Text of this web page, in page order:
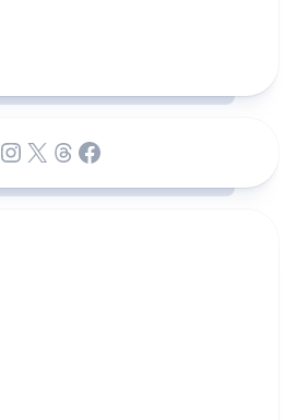
Instagram
X Threads
Facebook